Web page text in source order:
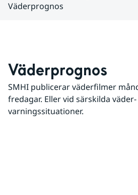
Väderprognos
Väderprognos
SMHI publicerar väderfilmer
fredagar. Eller vid särskilda
varningssituationer.